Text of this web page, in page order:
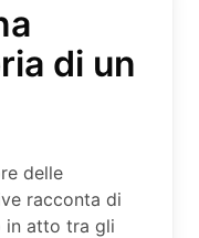
di un
delle
racconta di
in atto tra gli